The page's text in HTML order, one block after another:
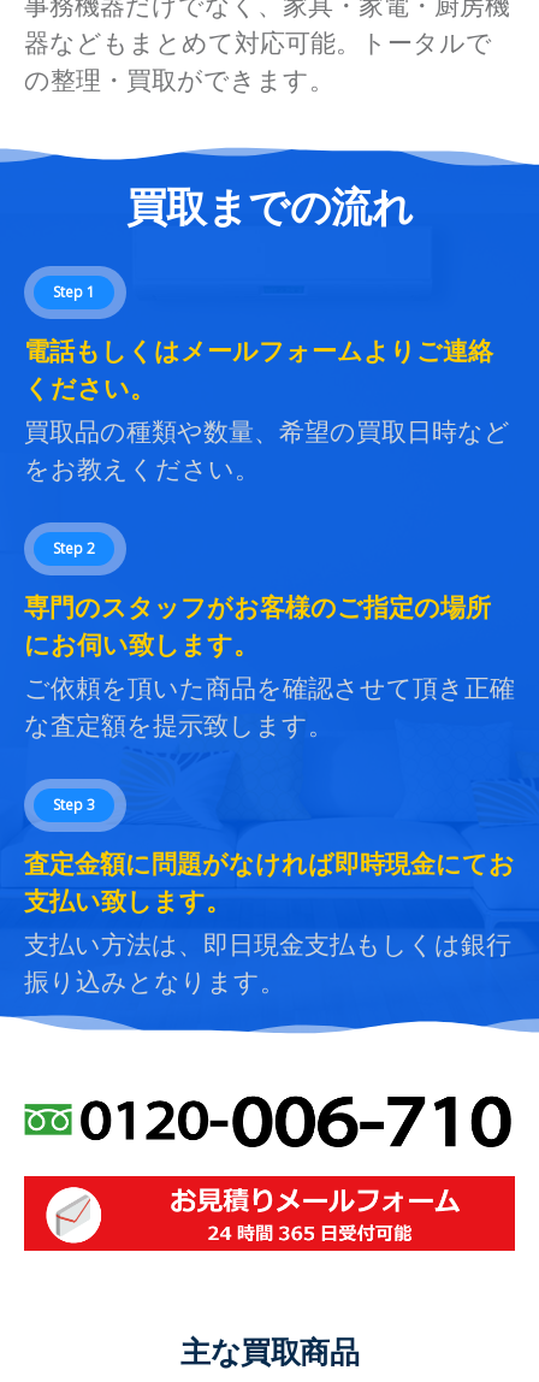
器などもまとめて対応可能。トータルで
の整理・買取ができます。
買取までの流れ
Step 1
電話もしくはメールフォームよりご連絡
ください。
買取品の種類や数量、希望の買取日時など
をお教えください。
Step 2
専門のスタッフがお客様のご指定の場所
にお伺い致します。
ご依頼を頂いた商品を確認させて頂き正確
な査定額を提示致します。
Step 3
査定金額に問題がなければ即時現金にてお
支払い致します。
支払い方法は、即日現金支払もしくは銀行
振り込みとなります。
主な買取商品